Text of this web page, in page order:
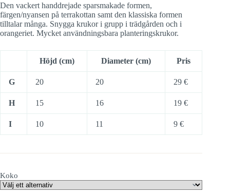
29,00€
Den vackert handdrejade sparsmakade formen,
färgen/nyansen på terrakottan samt den klassiska formen
tilltalar många. Snygga krukor i grupp i trädgården och i
orangeriet. Mycket användningsbara planteringskrukor.
Höjd (cm) Diameter (cm) Pris
G 20 20 29 €
H 15 16 19 €
I 10 11 9 €
Koko